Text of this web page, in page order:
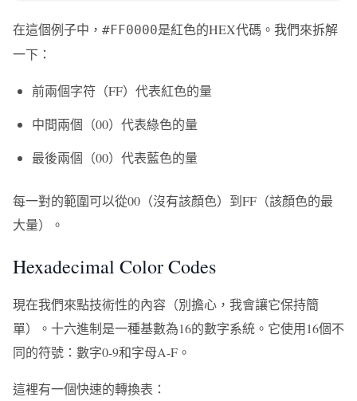
在這個例子中， #FF0000是紅色的HEX代碼。我們來拆解
一下：
前兩個字符（FF）代表紅色的量
中間兩個（00）代表綠色的量
最後兩個（00）代表藍色的量
每一對的範圍可以從00（沒有該顏色）到FF（該顏色的最
大量）。
Hexadecimal Color Codes
現在我們來點技術性的內容（別擔心，我會讓它保持簡
單）。十六進制是一種基數為16的數字系統。它使用16個不
同的符號：數字0-9和字母A-F。
這裡有一個快速的轉換表：